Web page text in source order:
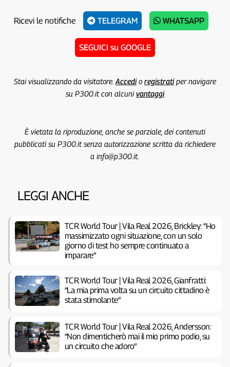
Ricevi le notifiche TELEGRAM WHATSAPP
SEGUICI su GOOGLE
Stai visualizzando da visitatore. Accedio registratiper navigare
su P300.it con alcunivantaggi
È vietata la riproduzione, anche se parziale, dei contenuti
pubblicati su P300.it senza autorizzazione scritta da richiedere
a info@p300.it.
LEGGI ANCHE
TCR World Tour | Vila Real 2026, Brickley: “Ho
massimizzato ogni situazione, con un solo
giorno di test ho sempre continuato a
imparare”
TCR World Tour | Vila Real 2026, Gianfratti:
“La mia prima volta su un circuito cittadino è
stata stimolante”
TCR World Tour | Vila Real 2026, Andersson:
“Non dimenticherò mai il mio primo podio, su
un circuito che adoro”